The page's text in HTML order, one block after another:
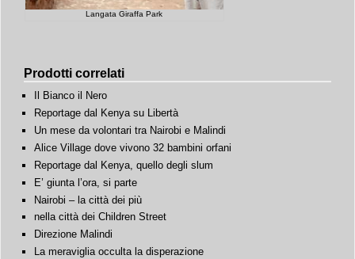
Langata Giraffa Park
Prodotti correlati
Il Bianco il Nero
Reportage dal Kenya su Libertà
Un mese da volontari tra Nairobi e Malindi
Alice Village dove vivono 32 bambini orfani
Reportage dal Kenya, quello degli slum
E’ giunta l’ora, si parte
Nairobi – la città dei più
nella città dei Children Street
Direzione Malindi
La meraviglia occulta la disperazione